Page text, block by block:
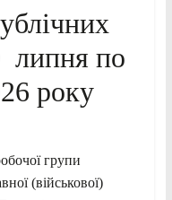
липня по
року
групи
(військової)